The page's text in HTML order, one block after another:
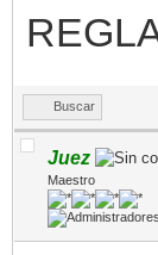
Buscar
Juez
Maestro